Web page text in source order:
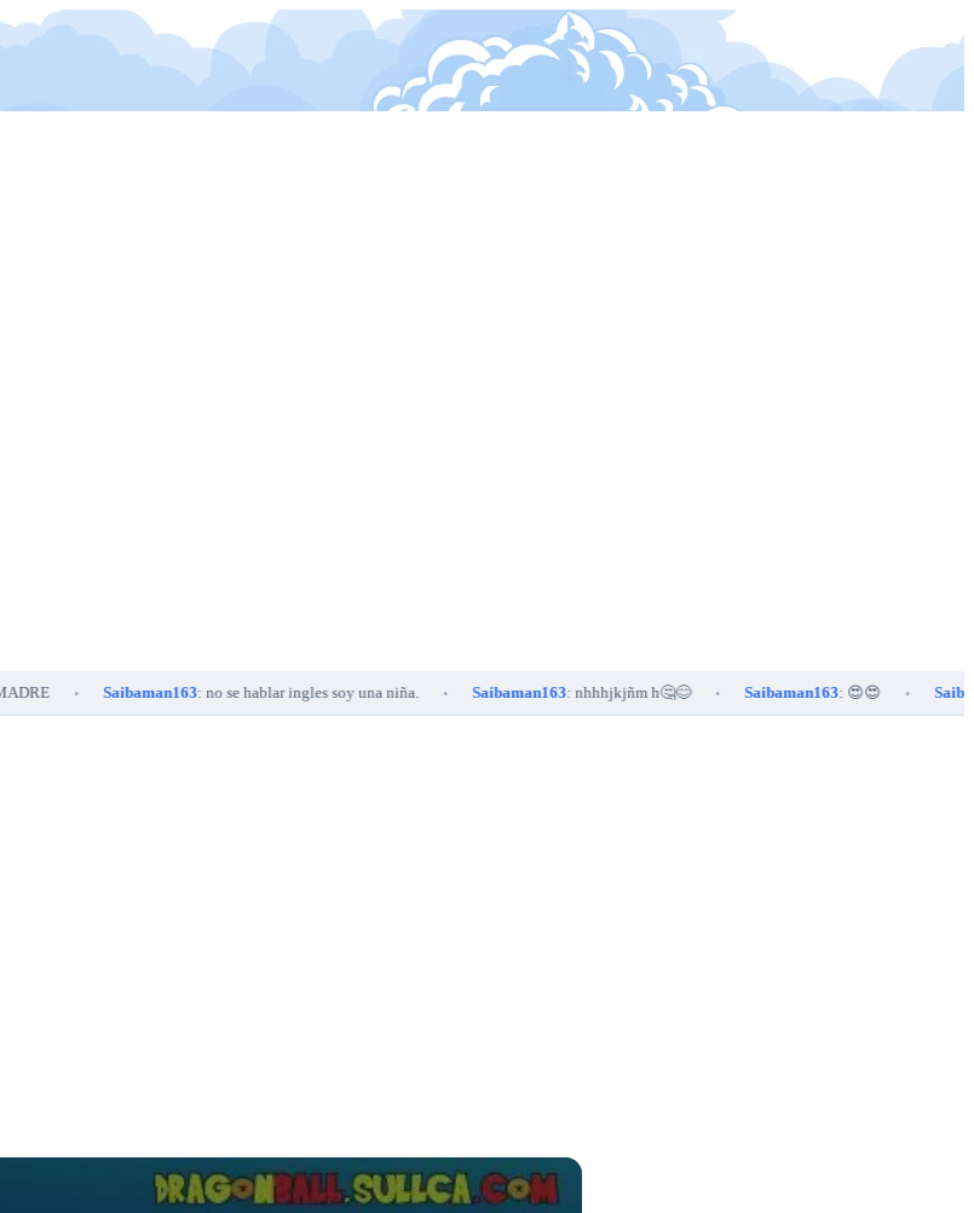
• Saibaman163: no se hablar ingles soy una niña. • Saibaman163: nhhhjkjñm h🤔😊 • Saibaman163: 😍😍 •